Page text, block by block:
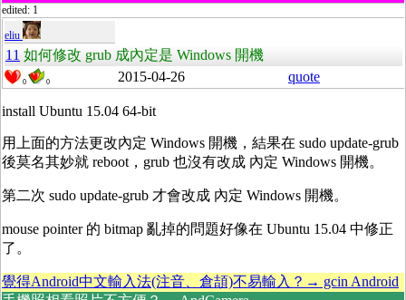
edited: 1
eliu
11 如何修改 grub 成內定是 Windows 開機
0 0 2015-04-26 quote
install Ubuntu 15.04 64-bit
用上面的方法更改內定 Windows 開機，結果在 sudo update-grub
後莫名其妙就 reboot，grub 也沒有改成 內定 Windows 開機。
第二次 sudo update-grub 才會改成 內定 Windows 開機。
mouse pointer 的 bitmap 亂掉的問題好像在 Ubuntu 15.04 中修正
了。
覺得Android中文輸入法(注音、倉頡)不易輸入？→ gcin Android